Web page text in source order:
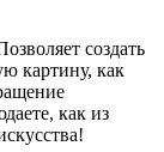
создать
картину, как
как из